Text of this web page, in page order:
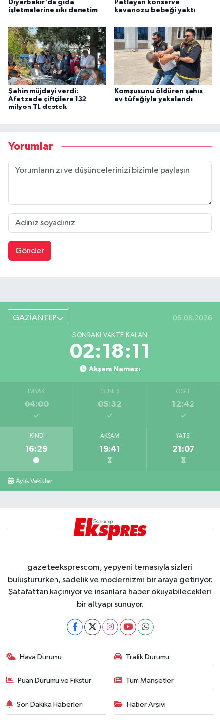
Diyarbakır'da gıda
işletmelerine sıkı denetim
Patlayan konserve
kavanozu bebeği yaktı
Şahin müjdeyi verdi:
Afetzede çiftçilere 132
milyon TL destek
Komşusunu öldüren şahıs
av tüfeğiyle yakalandı
Yorumlar
Gönder
GAZİANTEP 06.08.2026
SONRAKI VAKTE KALAN
02:18:10
Akşam Namazı
İMSAK
04:00
GÜNEŞ
05:32
ÖĞLE
12:42
İKINDI
16:29
AKŞAM
19:41
YATSI
21:07
Aylık Vakitler
gazeteeksprescom, yepyeni temasıyla sizleri
buluştururken, sadelik ve modernizmi bir araya getiriyor.
Şatafattan kaçınıyor ve insanlara haber okuyabilecekleri
bir altyapı sunuyor.
Hava Durumu Trafik Durumu
Puan Durumu ve Fikstür Tüm Manşetler
Son Dakika Haberleri Haber Arşivi